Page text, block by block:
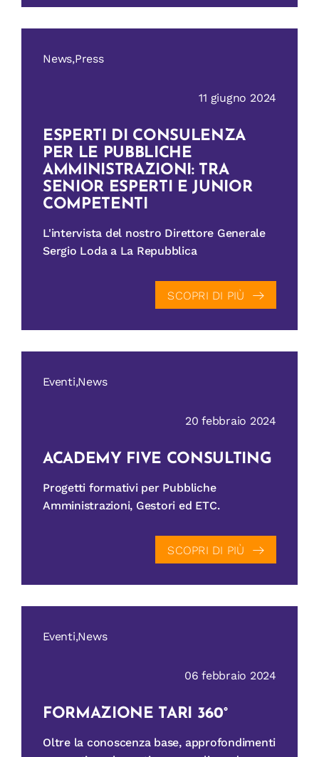
News,Press
11 giugno 2024
ESPERTI DI CONSULENZA
PER LE PUBBLICHE
AMMINISTRAZIONI: TRA
SENIOR ESPERTI E JUNIOR
COMPETENTI
L'intervista del nostro Direttore Generale
Sergio Loda a La Repubblica
SCOPRI DI PIÙ
Eventi,News
20 febbraio 2024
ACADEMY FIVE CONSULTING
Progetti formativi per Pubbliche
Amministrazioni, Gestori ed ETC.
SCOPRI DI PIÙ
Eventi,News
06 febbraio 2024
FORMAZIONE TARI 360°
Oltre la conoscenza base, approfondimenti